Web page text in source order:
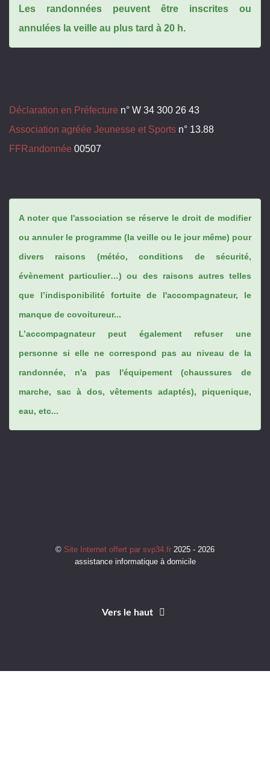
Les randonnées peuvent être inscrites ou
annulées la veille au plus tard à 20 h.
Déclaration en Préfecture n° W 34 300 26 43
Association agréée Jeunesse et Sports n° 13.88
FFRandonnée 00507
A noter que l'association se réserve le droit de modifier
ou annuler le programme (la veille ou le jour même) pour
divers raisons (météo, conditions de sécurité,
évènement particulier…) ou des raisons autres telles
que l’indisponibilité fortuite de l'accompagnateur, le
manque de covoitureur...
L’accompagnateur peut également refuser une
personne si elle ne correspond pas au niveau de la
randonnée, n'a pas l'équipement (chaussures de
marche, sac à dos, vêtements adaptés), piquenique,
eau, etc...
© Site Internet offert par svp34.fr 2025 - 2026
assistance informatique à domicile
Vers le haut